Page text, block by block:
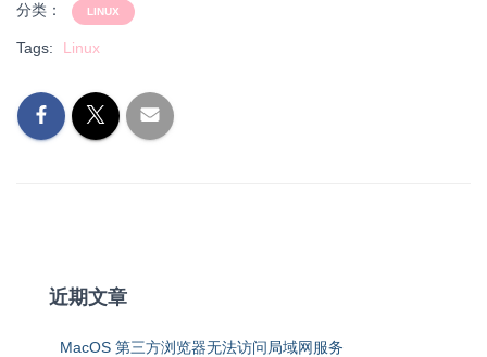
分类： LINUX
Tags: Linux
近期文章
MacOS 第三方浏览器无法访问局域网服务